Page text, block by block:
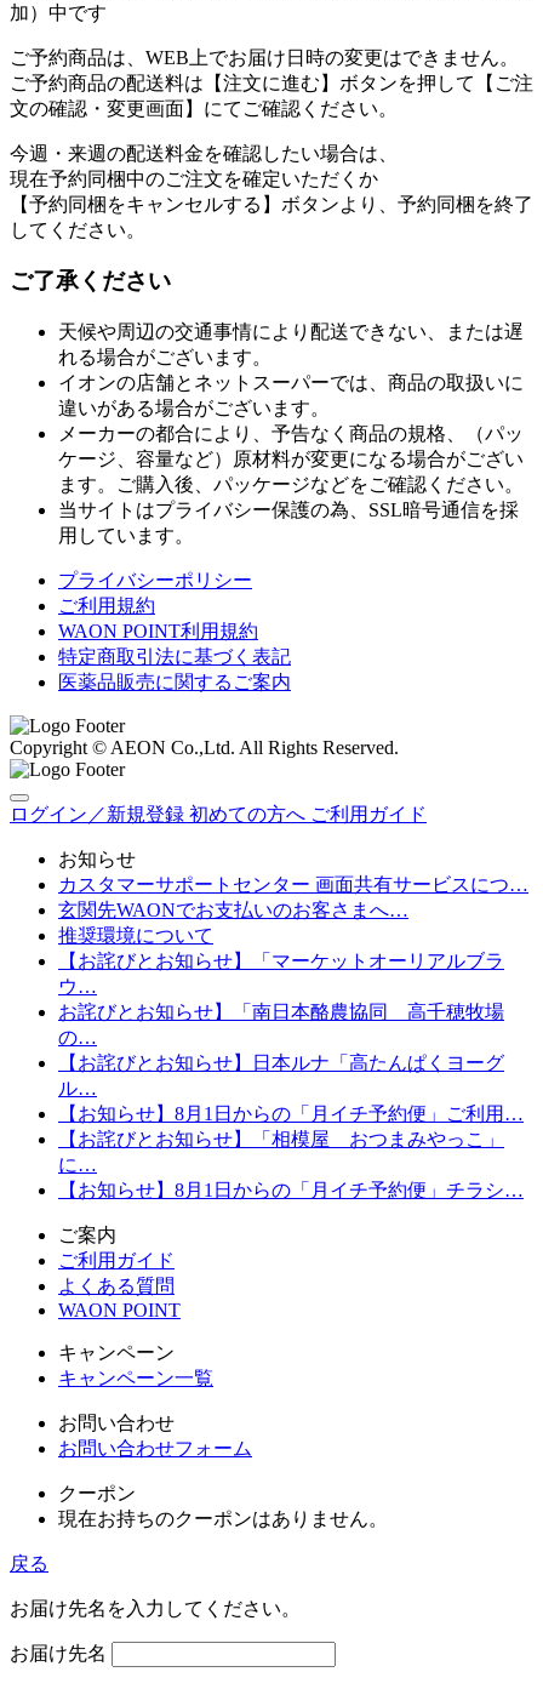
加）中です
ご予約商品は、WEB上でお届け日時の変更はできません。
ご予約商品の配送料は【注文に進む】ボタンを押して【ご注
文の確認・変更画面】にてご確認ください。
今週・来週の配送料金を確認したい場合は、
現在予約同梱中のご注文を確定いただくか
【予約同梱をキャンセルする】ボタンより、予約同梱を終了
してください。
ご了承ください
天候や周辺の交通事情により配送できない、または遅
れる場合がございます。
イオンの店舗とネットスーパーでは、商品の取扱いに
違いがある場合がございます。
メーカーの都合により、予告なく商品の規格、（パッ
ケージ、容量など）原材料が変更になる場合がござい
ます。ご購入後、パッケージなどをご確認ください。
当サイトはプライバシー保護の為、SSL暗号通信を採
用しています。
プライバシーポリシー
ご利用規約
WAON POINT利用規約
特定商取引法に基づく表記
医薬品販売に関するご案内
Copyright © AEON Co.,Ltd. All Rights Reserved.
ログイン／新規登録 初めての方へ ご利用ガイド
お知らせ
カスタマーサポートセンター 画面共有サービスにつ…
玄関先WAONでお支払いのお客さまへ…
推奨環境について
【お詫びとお知らせ】「マーケットオーリアルブラ
ウ…
お詫びとお知らせ】「南日本酪農協同 高千穂牧場
の…
【お詫びとお知らせ】日本ルナ「高たんぱくヨーグ
ル…
【お知らせ】8月1日からの「月イチ予約便」ご利用…
【お詫びとお知らせ】「相模屋 おつまみやっこ」
に…
【お知らせ】8月1日からの「月イチ予約便」チラシ…
ご案内
ご利用ガイド
よくある質問
WAON POINT
キャンペーン
キャンペーン一覧
お問い合わせ
お問い合わせフォーム
クーポン
現在お持ちのクーポンはありません。
戻る
お届け先名を入力してください。
お届け先名